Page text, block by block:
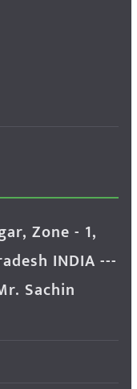
Zone - 1,
INDIA ---
Sachin